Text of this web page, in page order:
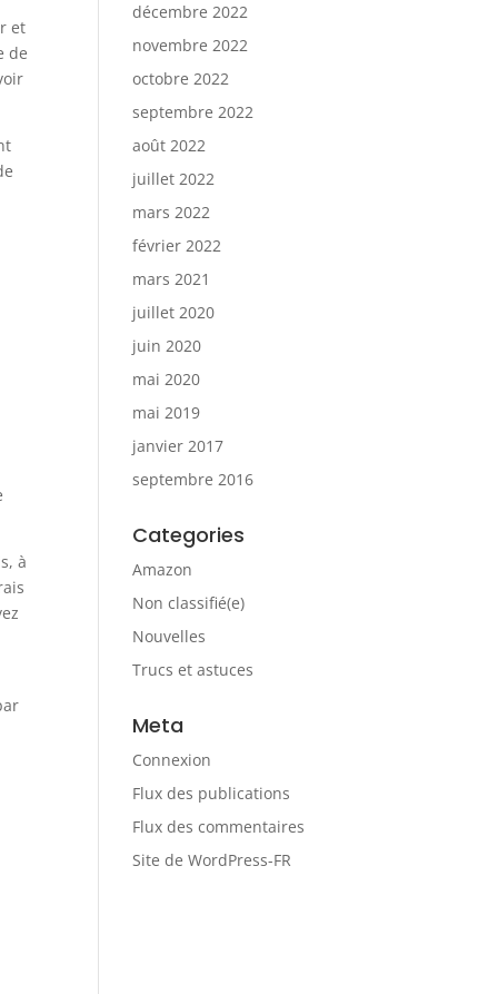
et
de
à
décembre 2022
novembre 2022
octobre 2022
septembre 2022
août 2022
juillet 2022
mars 2022
février 2022
mars 2021
juillet 2020
juin 2020
mai 2020
mai 2019
janvier 2017
septembre 2016
Categories
Amazon
Non classifié(e)
Nouvelles
Trucs et astuces
Meta
Connexion
Flux des publications
Flux des commentaires
Site de WordPress-FR